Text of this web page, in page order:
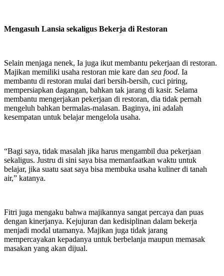
Mengasuh Lansia sekaligus Bekerja di Restoran
Selain menjaga nenek, Ia juga ikut membantu pekerjaan di restoran.
Majikan memiliki usaha restoran mie kare dan sea food. Ia
membantu di restoran mulai dari bersih-bersih, cuci piring,
mempersiapkan dagangan, bahkan tak jarang di kasir. Selama
membantu mengerjakan pekerjaan di restoran, dia tidak pernah
mengeluh bahkan bermalas-malasan. Baginya, ini adalah
kesempatan untuk belajar mengelola usaha.
“Bagi saya, tidak masalah jika harus mengambil dua pekerjaan
sekaligus. Justru di sini saya bisa memanfaatkan waktu untuk
belajar, jika suatu saat saya bisa membuka usaha kuliner di tanah
air,” katanya.
Fitri juga mengaku bahwa majikannya sangat percaya dan puas
dengan kinerjanya. Kejujuran dan kedisiplinan dalam bekerja
menjadi modal utamanya. Majikan juga tidak jarang
mempercayakan kepadanya untuk berbelanja maupun memasak
masakan yang akan dijual.